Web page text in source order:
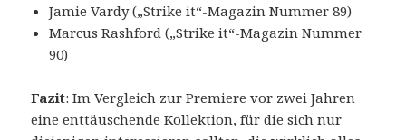
Jamie Vardy („Strike it“-Magazin Nummer 89)
Marcus Rashford („Strike it“-Magazin Nummer
90)
Fazit: Im Vergleich zur Premiere vor zwei Jahren
eine enttäuschende Kollektion, für die sich nur